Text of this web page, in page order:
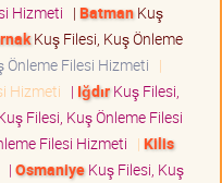
Hizmeti | BatmanKuş
Kuş Filesi, Kuş Önleme
Önleme Filesi Hizmeti |
Hizmeti | IğdırKuş Filesi,
Filesi, Kuş Önleme Filesi
Filesi Hizmeti | Kilis
| OsmaniyeKuş Filesi, Kuş